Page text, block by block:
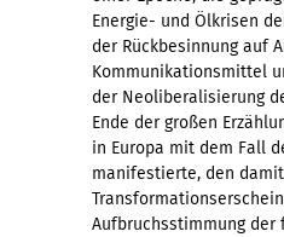
Energie- und Ölkrisen
der Rückbesinnung auf
Kommunikationsmittel
der Neoliberalisierung
Ende der großen
in Europa mit dem Fall
manifestierte, den
Aufbruchsstimmung der